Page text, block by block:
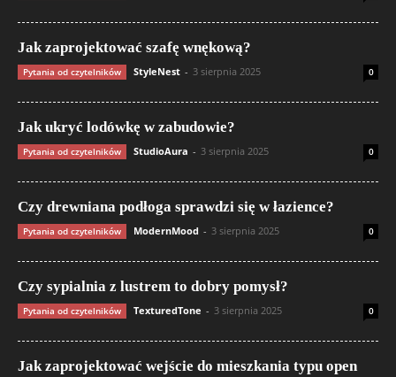
Jak zaprojektować szafę wnękową?
Pytania od czytelników StyleNest - 3 sierpnia 2025 0
Jak ukryć lodówkę w zabudowie?
Pytania od czytelników StudioAura - 3 sierpnia 2025 0
Czy drewniana podłoga sprawdzi się w łazience?
Pytania od czytelników ModernMood - 3 sierpnia 2025 0
Czy sypialnia z lustrem to dobry pomysł?
Pytania od czytelników TexturedTone - 3 sierpnia 2025 0
Jak zaprojektować wejście do mieszkania typu open